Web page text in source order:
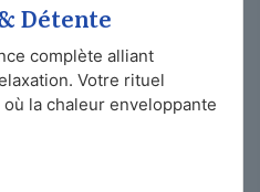
Détente
complète alliant
Votre rituel
la chaleur enveloppante